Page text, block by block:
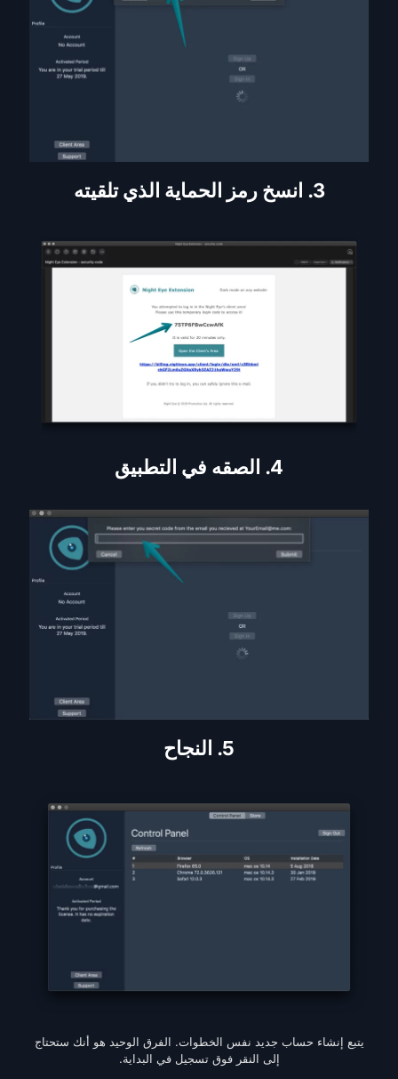
3. انسخ رمز الحماية الذي تلقيته
4. الصقه في التطبيق
5. النجاح
يتبع إنشاء حساب جديد نفس الخطوات. الفرق الوحيد هو أنك ستحتاج
إلى النقر فوق تسجيل في البداية.